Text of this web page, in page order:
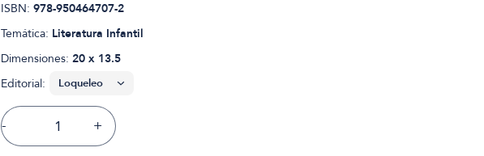
ISBN: 978-950464707-2
Temática: Literatura Infantil
Dimensiones: 20 x 13.5
Editorial:
- +